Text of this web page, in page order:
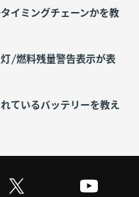
イミングチェーンかを教
灯/燃料残量警告表示が表
ているバッテリーを教え